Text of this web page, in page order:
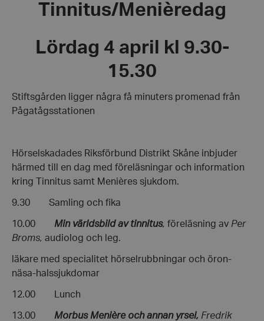
Tinnitus/Menièredag
Lördag 4 april kl 9.30-
15.30
Stiftsgården ligger några få minuters promenad från
Pågatågsstationen
Hörselskadades Riksförbund Distrikt Skåne inbjuder
härmed till en dag med föreläsningar och information
kring Tinnitus samt Menières sjukdom.
9.30 Samling och fika
10.00 Min världsbild av tinnitus, föreläsning av Per
Broms, audiolog och leg.
läkare med specialitet hörselrubbningar och öron-
näsa-halssjukdomar
12.00 Lunch
13.00 Morbus Menière och annan yrsel, Fredrik